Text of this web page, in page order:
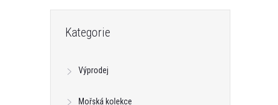
kategorie
Kategorie
Výprodej
Mořská kolekce